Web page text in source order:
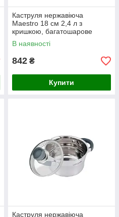
Каструля нержавіюча
Maestro 18 см 2,4 л з
кришкою, багатошарове
термоакумулююче дно MR-
3507-18
В наявності
842 ₴
Купити
Каструля нержавіюча